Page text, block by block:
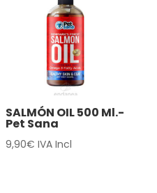
SALMÓN OIL 500 Ml.-
Pet Sana
9,90€ IVA Incl